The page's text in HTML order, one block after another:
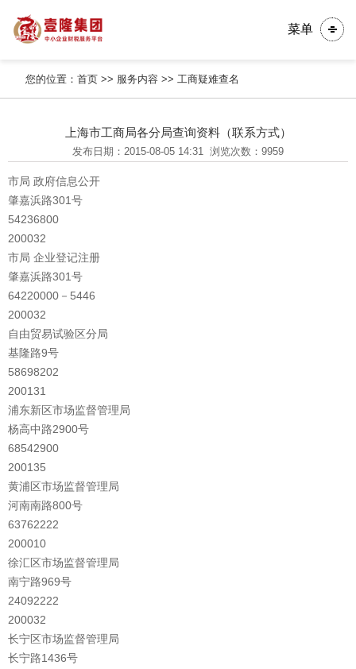
菜单
您的位置：首页 >> 服务内容 >>工商疑难查名
上海市工商局各分局查询资料（联系方式）
发布日期：2015-08-05 14:31 浏览次数：9959
市局 政府信息公开
肇嘉浜路301号
54236800
200032
市局 企业登记注册
肇嘉浜路301号
64220000－5446
200032
自由贸易试验区分局
基隆路9号
58698202
200131
浦东新区市场监督管理局
杨高中路2900号
68542900
200135
黄浦区市场监督管理局
河南南路800号
63762222
200010
徐汇区市场监督管理局
南宁路969号
24092222
200032
长宁区市场监督管理局
长宁路1436号